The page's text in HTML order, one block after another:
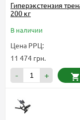
Гиперэкстензия
200 кг
В наличии
Цена РРЦ:
11 474 грн.
- +